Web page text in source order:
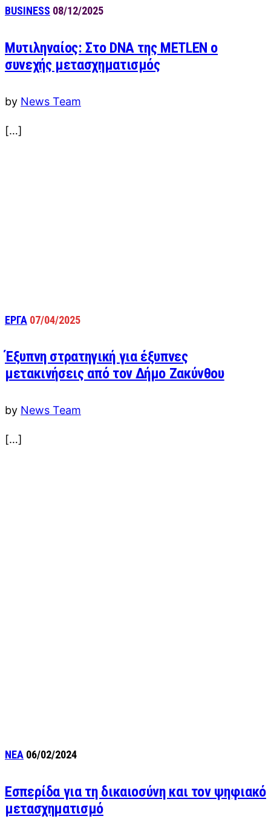
BUSINESS 08/12/2025
Μυτιληναίος: Στο DNA της METLEN ο
συνεχής μετασχηματισμός
by News Team
[…]
ΕΡΓΑ 07/04/2025
Έξυπνη στρατηγική για έξυπνες
μετακινήσεις από τον Δήμο Ζακύνθου
by News Team
[…]
ΝΕΑ 06/02/2024
Εσπερίδα για τη δικαιοσύνη και τον ψηφιακό
μετασχηματισμό